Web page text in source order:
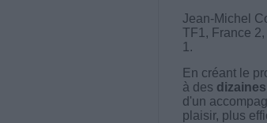
Jean-Michel
TF1, France
1.
En créant le
à des
d'un
plaisir, plus